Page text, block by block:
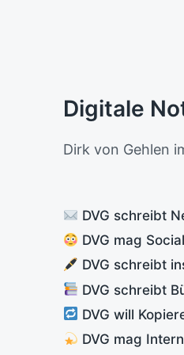
Digitale
Dirk von Gehlen
DVG schreibt
DVG mag
DVG schreibt
DVG schreibt
DVG will
DVG mag